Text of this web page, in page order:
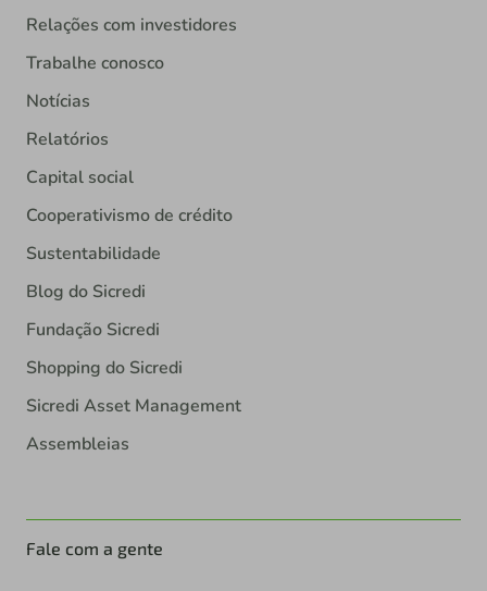
Relações com investidores
Trabalhe conosco
Notícias
Relatórios
Capital social
Cooperativismo de crédito
Sustentabilidade
Blog do Sicredi
Fundação Sicredi
Shopping do Sicredi
Sicredi Asset Management
Assembleias
Fale com a gente